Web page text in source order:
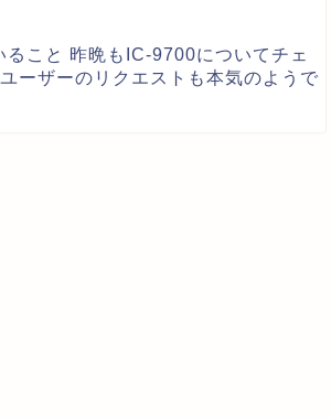
こと 昨晩もIC-9700についてチェ
ーザーのリクエストも本気のようで